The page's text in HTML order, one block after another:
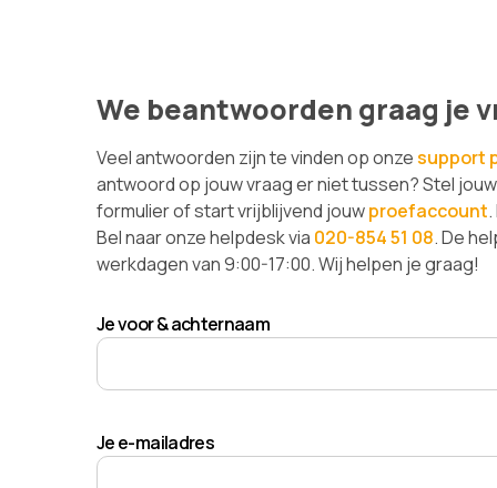
We beantwoorden graag je
Veel antwoorden zijn te vinden op onzesupport
antwoord op jouw vraag er niet tussen? Stel
formulier of start vrijblijvend jouwproefaccount
Bel naar onze helpdesk via 020-854 51 08. De
werkdagen van 9:00-17:00. Wij helpen je graag!
Je voor & achternaam
Je e-mailadres